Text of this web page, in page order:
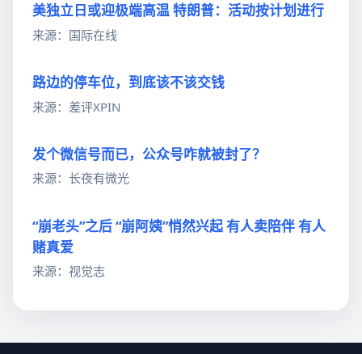
美独立日或迎极端高温 特朗普：活动按计划进行
来源：国际在线
路边的停车位，到底该不该交钱
来源：差评XPIN
发个微信号而已，公众号咋就被封了？
来源：长夜有微光
“崩老头”之后 “崩阿姨”悄然兴起 有人卖陪伴 有人
赌真爱
来源：视觉志